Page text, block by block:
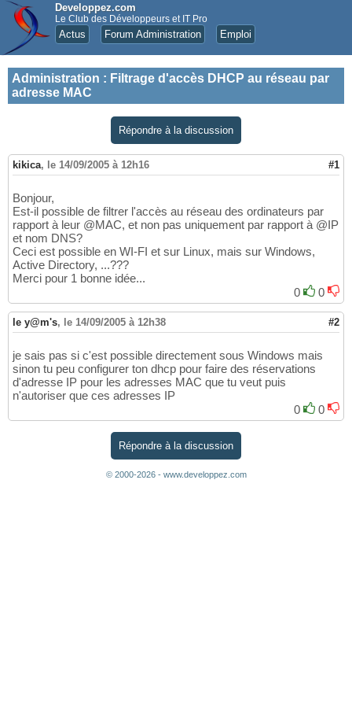
Developpez.com
Le Club des Développeurs et IT Pro
Actus Forum Administration Emploi
Administration : Filtrage d'accès DHCP au réseau par
adresse MAC
Répondre à la discussion
kikica, le 14/09/2005 à 12h16 #1
Bonjour,
Est-il possible de filtrer l'accès au réseau des ordinateurs par
rapport à leur @MAC, et non pas uniquement par rapport à @IP
et nom DNS?
Ceci est possible en WI-FI et sur Linux, mais sur Windows,
Active Directory, ...???
Merci pour 1 bonne idée...
0
0
le y@m's, le 14/09/2005 à 12h38 #2
je sais pas si c'est possible directement sous Windows mais
sinon tu peu configurer ton dhcp pour faire des réservations
d'adresse IP pour les adresses MAC que tu veut puis
n'autoriser que ces adresses IP
0
0
Répondre à la discussion
© 2000-2026 - www.developpez.com